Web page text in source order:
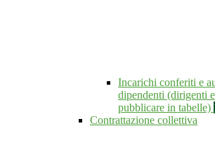
Incarichi conferiti e
dipendenti (dirigenti
pubblicare in tabelle)
Contrattazione collettiva